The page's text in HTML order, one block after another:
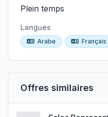
Plein temps
Langues
Arabe Français
Offres similaires